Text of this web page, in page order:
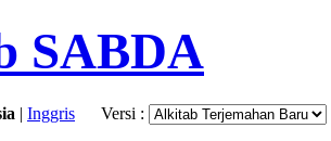
SABDA
| Inggris Versi :